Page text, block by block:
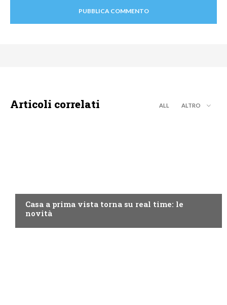
Articoli correlati ALL ALTRO
Casa a prima vista torna su real time: le
novità